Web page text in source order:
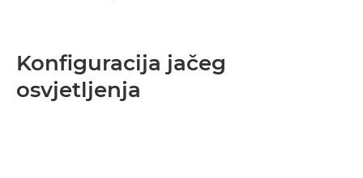
Konfiguracija jačeg
osvjetljenja